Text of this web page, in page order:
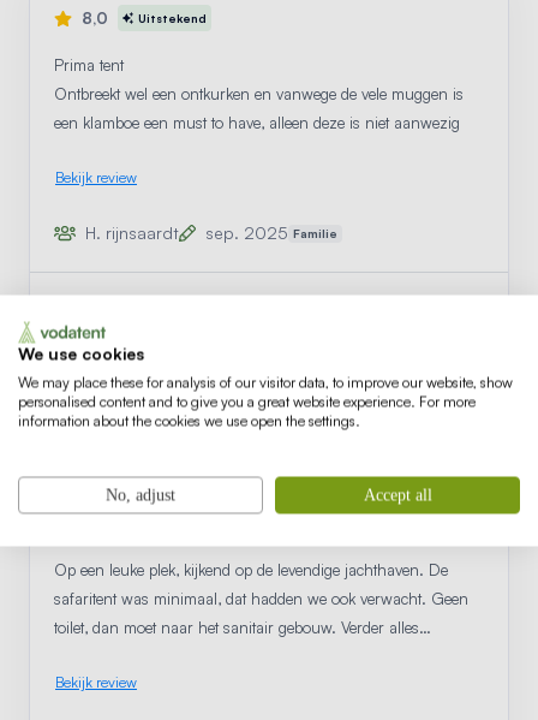
8,0 Uitstekend
Prima tent
Ontbreekt wel een ontkurken en vanwege de vele muggen is
een klamboe een must to have, alleen deze is niet aanwezig
Bekijk review
H. rijnsaardt sep. 2025 Familie
Minicamping Marina Warns -
Safaritent 4 personen
8,0 Uitstekend
Safaritent in een jachthaven!
Op een leuke plek, kijkend op de levendige jachthaven. De
safaritent was minimaal, dat hadden we ook verwacht. Geen
toilet, dan moet naar het sanitair gebouw. Verder alles
wassen. Min punt was het 2 persoonsbed. De lattenbodem lag
Bekijk review
We use cookies
We may place these for analysis of our visitor data, to improve our website, show
personalised content and to give you a great website experience. For more
information about the cookies we use open the settings.
No, adjust Accept all